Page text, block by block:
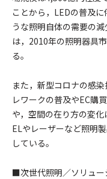
ことから，LEDの普及
うな照明自体の需要の
は，2010年の照明器具
る。
また，新型コロナの感
レワークの普及やEC購
や，空間の在り方の変
ELやレーザーなど照明
している。
■次世代照明／ソリュー